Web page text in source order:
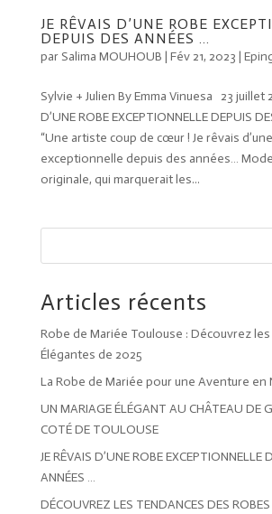
JE RÊVAIS D’UNE ROBE
DEPUIS DES ANNÉES …
par Salima MOUHOUB | Fév 21, 2023 |
Sylvie + Julien By Emma Vinuesa 23 juillet
D’UNE ROBE EXCEPTIONNELLE DEPUIS
“Une artiste coup de cœur ! Je rêvais
exceptionnelle depuis des années…
originale, qui marquerait les...
Articles récents
Robe de Mariée Toulouse : Découvrez
Élégantes de 2025
La Robe de Mariée pour une Aventure en
UN MARIAGE ÉLÉGANT AU CHÂTEAU DE
COTÉ DE TOULOUSE
JE RÊVAIS D’UNE ROBE EXCEPTIONNELLE
ANNÉES …
DÉCOUVREZ LES TENDANCES DES